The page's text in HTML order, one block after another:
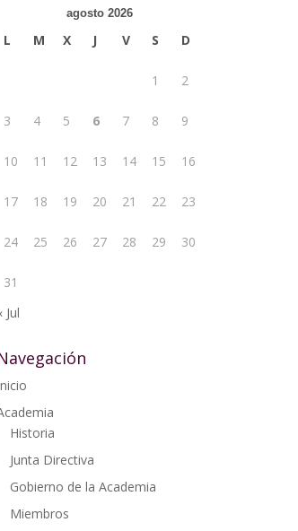
agosto 2026
L M X J V S D
1 2
3 4 5 6 7 8 9
10 11 12 13 14 15 16
17 18 19 20 21 22 23
24 25 26 27 28 29 30
31
Jul
Historia
Junta Directiva
Gobierno de la Academia
Miembros